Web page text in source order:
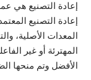
إعادة التصنيع هي
إعادة التصنيع
المعدات الأصلية،
المهترئة أو غير
الأفضل وتم منحها